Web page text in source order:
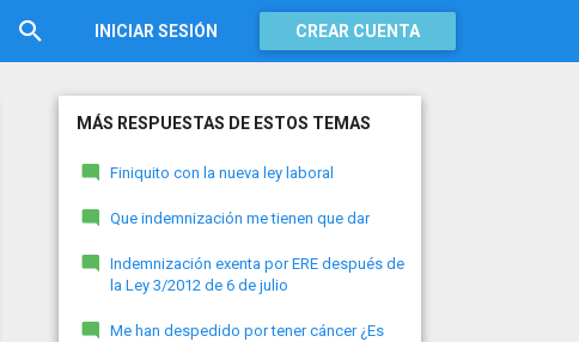
INICIAR SESIÓN CREAR CUENTA
MÁS RESPUESTAS DE ESTOS TEMAS
Finiquito con la nueva ley laboral
Que indemnización me tienen que dar
Indemnización exenta por ERE después de
la Ley 3/2012 de 6 de julio
Me han despedido por tener cáncer ¿Es